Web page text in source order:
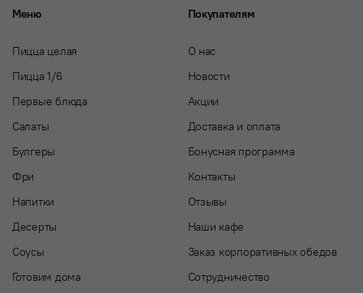
Меню
Пицца целая
Пицца 1/6
Первые блюда
Салаты
Булгеры
Фри
Напитки
Десерты
Соусы
Готовим дома
Покупателям
О нас
Новости
Акции
Доставка и оплата
Бонусная программа
Контакты
Отзывы
Наши кафе
Заказ корпоративных обедов
Сотрудничество